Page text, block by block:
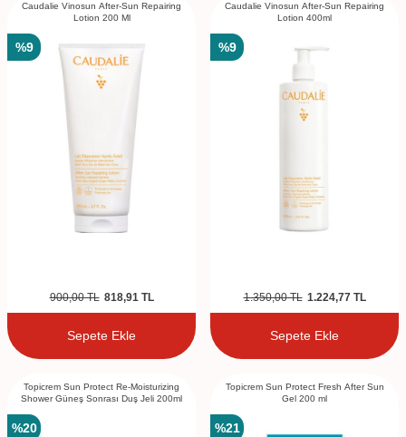
Caudalie Vinosun After-Sun Repairing
Lotion 200 Ml
%9
900,00TL 818,91 TL
Sepete Ekle
Caudalie Vinosun After-Sun Repairing
Lotion 400ml
%9
1.350,00TL 1.224,77TL
Sepete Ekle
Topicrem Sun Protect Re-Moisturizing
Shower Güneş Sonrası Duş Jeli 200ml
%20
Topicrem Sun Protect Fresh After Sun
Gel 200 ml
%21